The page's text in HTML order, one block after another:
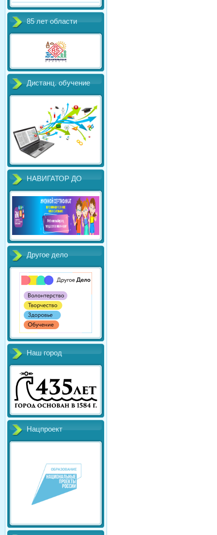
85 лет области
Дистанц. обучение
НАВИГАТОР ДО
Другое дело
Наш город
Нацпроект